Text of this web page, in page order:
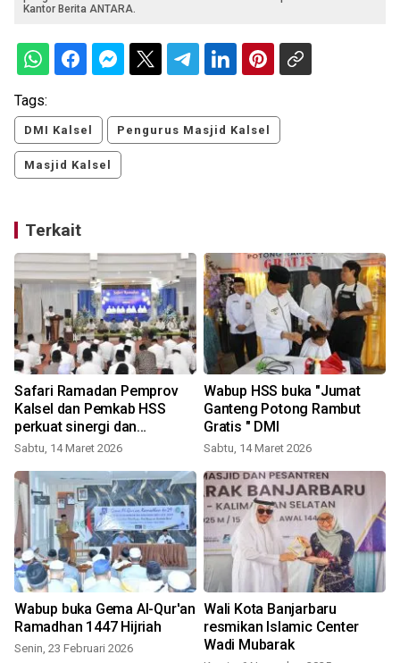
Kantor Berita ANTARA.
Tags:
DMI Kalsel Pengurus Masjid Kalsel
Masjid Kalsel
Terkait
Safari Ramadan Pemprov
Kalsel dan Pemkab HSS
perkuat sinergi dan
silaturahmi
Sabtu, 14 Maret 2026
Wabup HSS buka "Jumat
Ganteng Potong Rambut
Gratis " DMI
Sabtu, 14 Maret 2026
Wabup buka Gema Al-Qur'an
Ramadhan 1447 Hijriah
Senin, 23 Februari 2026
Wali Kota Banjarbaru
resmikan Islamic Center
Wadi Mubarak